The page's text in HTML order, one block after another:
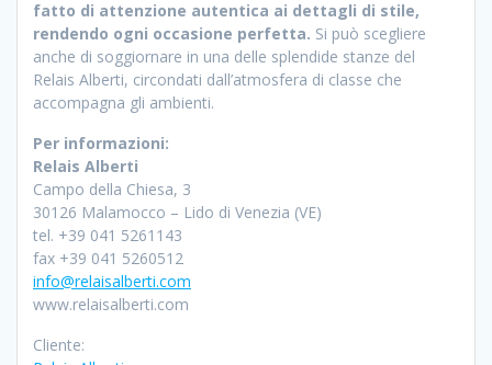
fatto di attenzione autentica ai dettagli di stile,
rendendo ogni occasione perfetta. Si può scegliere
anche di soggiornare in una delle splendide stanze del
Relais Alberti, circondati dall’atmosfera di classe che
accompagna gli ambienti.
Per informazioni:
Relais Alberti
Campo della Chiesa, 3
30126 Malamocco – Lido di Venezia (VE)
tel. +39 041 5261143
fax +39 041 5260512
info@relaisalberti.com
www.relaisalberti.com
Cliente: